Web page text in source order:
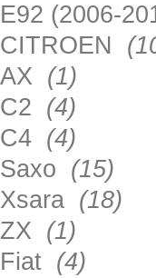
E92 (2006-
CITROEN
AX (1)
C2 (4)
C4 (4)
Saxo (15)
Xsara (18)
ZX (1)
Fiat (4)